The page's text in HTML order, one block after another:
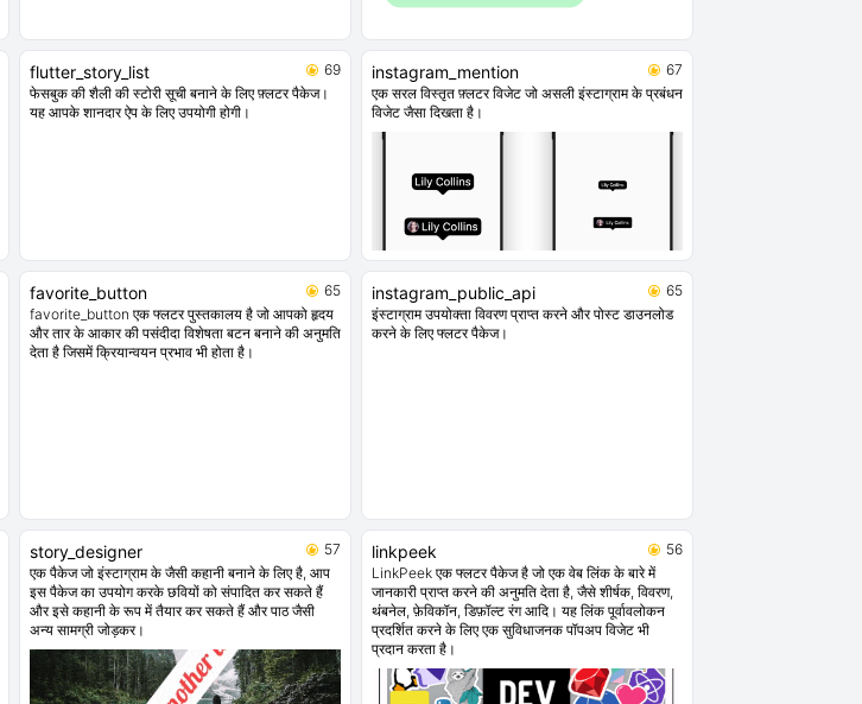
flutter_story_list
69
फेसबुक की शैली की स्टोरी सूची बनाने के लिए फ़्लटर पैकेज।
यह आपके शानदार ऐप के लिए उपयोगी होगी।
instagram_mention
67
एक सरल विस्तृत फ़्लटर विजेट जो असली इंस्टाग्राम के प्रबंधन
विजेट जैसा दिखता है।
favorite_button
65
favorite_button एक फ्लटर पुस्तकालय है जो आपको हृदय
और तार के आकार की पसंदीदा विशेषता बटन बनाने की अनुमति
देता है जिसमें क्रियान्वयन प्रभाव भी होता है।
instagram_public_api
65
इंस्टाग्राम उपयोक्ता विवरण प्राप्त करने और पोस्ट डाउनलोड
करने के लिए फ्लटर पैकेज।
story_designer
57
एक पैकेज जो इंस्टाग्राम के जैसी कहानी बनाने के लिए है, आप
इस पैकेज का उपयोग करके छवियों को संपादित कर सकते हैं
और इसे कहानी के रूप में तैयार कर सकते हैं और पाठ जैसी
अन्य सामग्री जोड़कर।
linkpeek
56
LinkPeek एक फ्लटर पैकेज है जो एक वेब लिंक के बारे में
जानकारी प्राप्त करने की अनुमति देता है, जैसे शीर्षक, विवरण,
थंबनेल, फ़ेविकॉन, डिफ़ॉल्ट रंग आदि। यह लिंक पूर्वावलोकन
प्रदर्शित करने के लिए एक सुविधाजनक पॉपअप विजेट भी
प्रदान करता है।